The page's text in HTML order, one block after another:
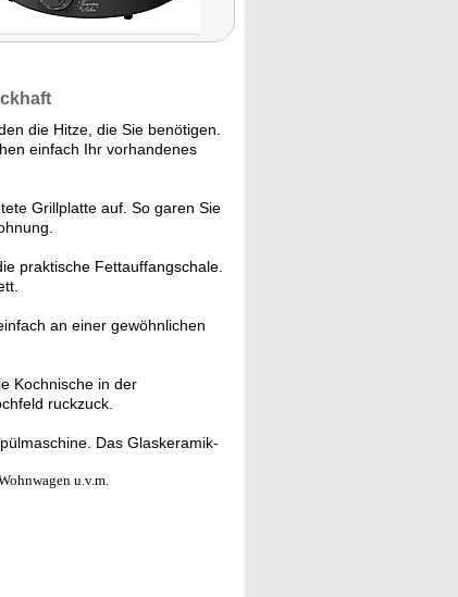
die Hitze, die Sie benötigen.
einfach Ihr vorhandenes
Grillplatte auf. So garen Sie
praktische Fettauffangschale.
an einer gewöhnlichen
Kochnische in der
ruckzuck.
Das Glaskeramik-
u.v.m.